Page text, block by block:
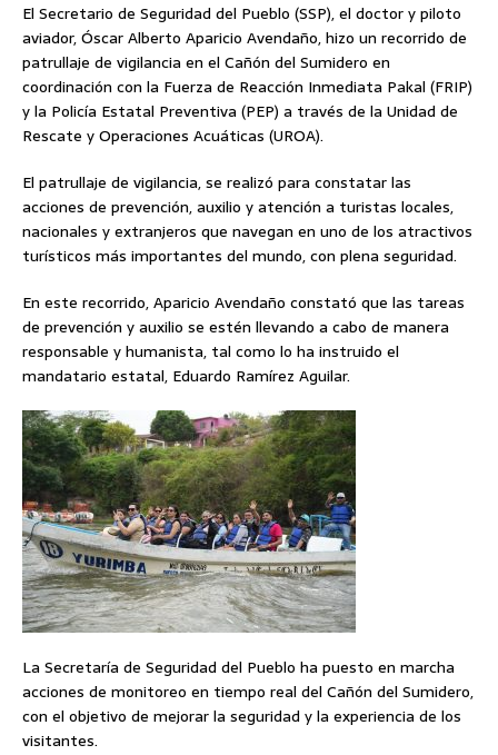
El Secretario de Seguridad del Pueblo (SSP), el doctor y piloto
aviador, Óscar Alberto Aparicio Avendaño, hizo un recorrido de
patrullaje de vigilancia en el Cañón del Sumidero en
coordinación con la Fuerza de Reacción Inmediata Pakal (FRIP)
y la Policía Estatal Preventiva (PEP) a través de la Unidad de
Rescate y Operaciones Acuáticas (UROA).
El patrullaje de vigilancia, se realizó para constatar las
acciones de prevención, auxilio y atención a turistas locales,
nacionales y extranjeros que navegan en uno de los atractivos
turísticos más importantes del mundo, con plena seguridad.
En este recorrido, Aparicio Avendaño constató que las tareas
de prevención y auxilio se estén llevando a cabo de manera
responsable y humanista, tal como lo ha instruido el
mandatario estatal, Eduardo Ramírez Aguilar.
La Secretaría de Seguridad del Pueblo ha puesto en marcha
acciones de monitoreo en tiempo real del Cañón del Sumidero,
con el objetivo de mejorar la seguridad y la experiencia de los
visitantes.